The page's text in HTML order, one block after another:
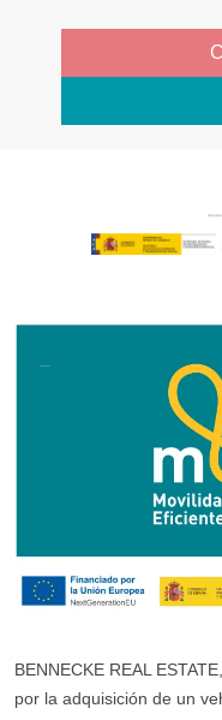
BENNECKE REAL
por la adquisición de un